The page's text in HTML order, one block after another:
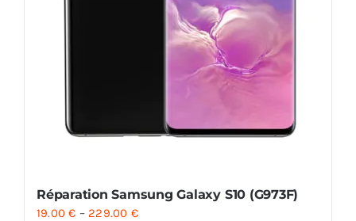
Réparation Samsung Galaxy S10 (G973F)
19.00€ – 229.00 €